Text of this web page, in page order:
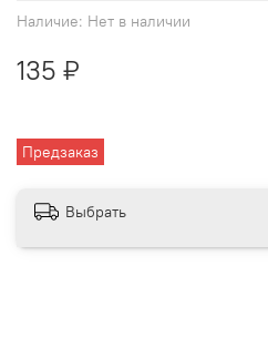
Наличие: Нет в наличии
Предзаказ
135 ₽
Выбрать